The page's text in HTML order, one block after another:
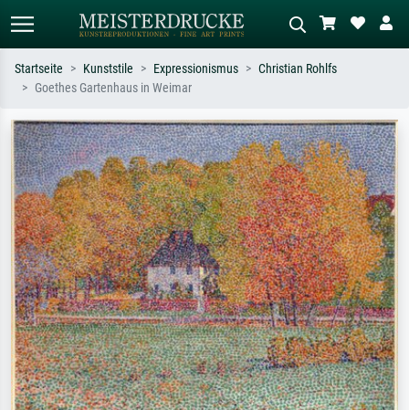
Suchen Sie nach Künstlern, Werktiteln
oder Stilen – z.B. Monet,
Sternennacht, Impressionismus, Welle
Hokusai, Akt.
Beschreiben Sie die Szene – z.B. Grüne
Wiese, Abstrakt mit viel Rot, Dunkles
Ölgemälde, Stehender Akt neben einem
Baum.
Startseite Kunststile Expressionismus
Christian Rohlfs
Goethes Gartenhaus in Weimar